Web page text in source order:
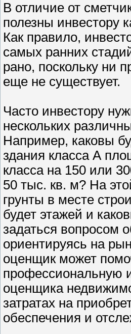
В отличие от
полезны инвестору
Как правило,
самых ранних
рано, поскольку ни
еще не существует.
Часто инвестору
нескольких
Например, каковы
здания класса А
класса на 150 или
50 тыс. кв. м? На
грунты в месте
будет этажей и
задаться вопросом
ориентируясь на
оценщик может
профессиональную
оценщика
затратах на
обеспечения и